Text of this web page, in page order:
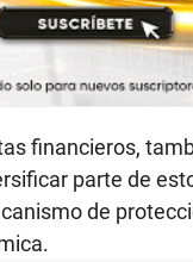
financieros,
parte de
de